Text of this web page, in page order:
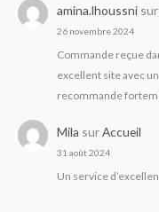
amina.lhoussni
26 novembre 2024
Commande reçue
excellent site avec
recommande
Mila surAccueil
31 août 2024
Un service